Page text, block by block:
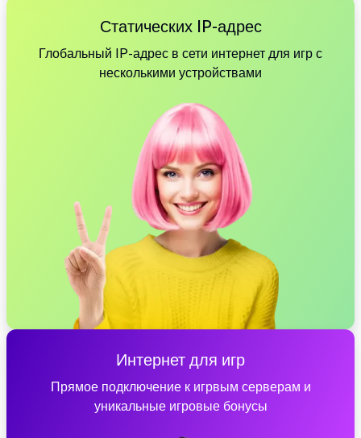
Статических IP-адрес
Глобальный IP-адрес в сети интернет для игр с
несколькими устройствами
Интернет для игр
Прямое подключение к игрвым серверам и
уникальные игровые бонусы